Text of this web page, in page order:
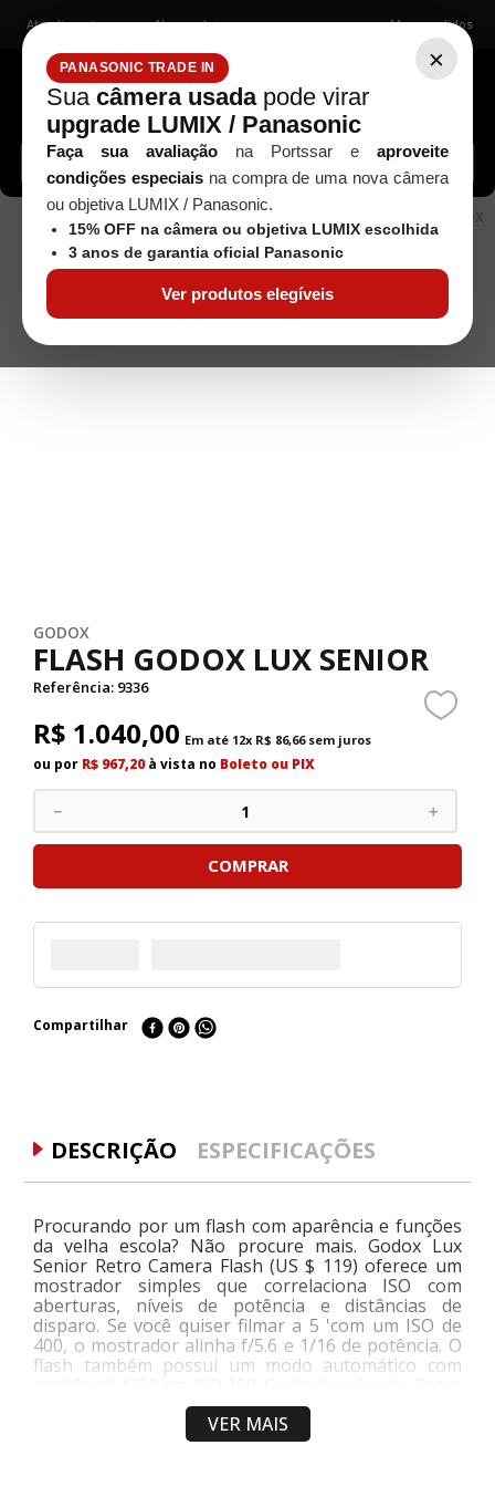
×
PANASONIC TRADE IN
Sua câmera usadapode virar
upgrade LUMIX / Panasonic
Faça sua avaliação na Portssar e aproveite
condições especiaisna compra de uma nova câmera
ou objetiva LUMIX / Panasonic.
15% OFF na câmera ou objetiva LUMIX escolhida
3 anos de garantia oficial Panasonic
Ver produtos elegíveis
Atendimento Nossas lojas Meus pedidos
Buscar câmeras, lentes, acessórios...
Estúdio / Iluminação Flashes
FLASH GODOX
LUX SENIOR
GODOX
FLASH GODOX LUX SENIOR
Referência: 9336
R$ 1.040,00 Em até 12x R$ 86,66sem juros
ou por R$ 967,20à vista no Boleto ou PIX
＋
－
COMPRAR
Compartilhar
DESCRIÇÃO ESPECIFICAÇÕES
Procurando por um flash com aparência e funções
da velha escola? Não procure mais. Godox Lux
Senior Retro Camera Flash (US $ 119) oferece um
mostrador simples que correlaciona ISO com
aberturas, níveis de potência e distâncias de
disparo. Se você quiser filmar a 5 'com um ISO de
400, o mostrador alinha f/5.6 e 1/16 de potência. O
flash também possui um modo automático com
Camera Flash possui sete níveis de saída de 1/1 a
1/64 com um número guia de 46 'em ISO 100 e
funciona em um flash incluído. bateria recarregável.
VER MAIS